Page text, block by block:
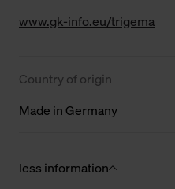
www.gk-info.eu/trigema
Country of origin
Made in Germany
less information